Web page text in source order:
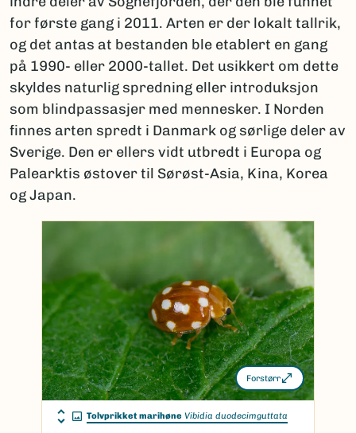
for første gang i 2011. Arten er der lokalt tallrik,
og det antas at bestanden ble etablert en gang
på 1990- eller 2000-tallet. Det usikkert om dette
skyldes naturlig spredning eller introduksjon
som blindpassasjer med mennesker. I Norden
finnes arten spredt i Danmark og sørlige deler av
Sverige. Den er ellers vidt utbredt i Europa og
Palearktis østover til Sørøst-Asia, Kina, Korea
og Japan.
Forstørr
Tolvprikket marihøne Vibidia duodecimguttata